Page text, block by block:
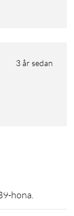
3 år sedan
hona.